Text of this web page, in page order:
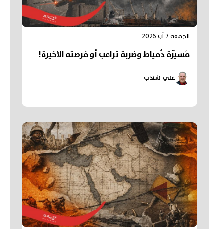
الجمعة 7 آب 2026
مُسيّرة دُمياط وضربة ترامب أو فرصته الأخيرة!
علي شندب